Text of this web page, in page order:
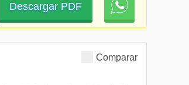
Descargar PDF
Comparar